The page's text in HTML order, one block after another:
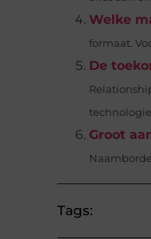
Welke
formaat.
De
Groot
Tags: